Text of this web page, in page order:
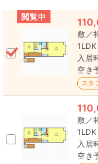
1LDK
空き
スタ
閲覧中
1LDK
空き